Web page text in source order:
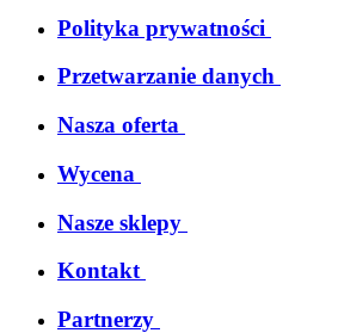
Polityka prywatności
Przetwarzanie danych
Nasza oferta
Wycena
Nasze sklepy
Kontakt
Partnerzy